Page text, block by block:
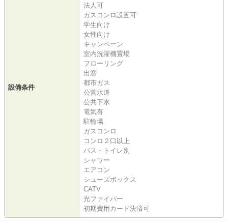
設備条件
法人可
ガスコンロ設置可
学生向け
女性向け
キャンペーン
室内洗濯機置場
フローリング
出窓
都市ガス
公営水道
公共下水
電気有
駐輪場
ガスコンロ
コンロ２口以上
バス・トイレ別
シャワー
エアコン
シューズボックス
CATV
光ファイバー
初期費用カード決済可